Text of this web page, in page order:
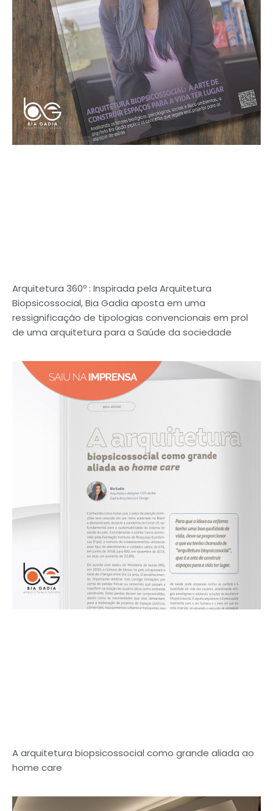
Arquitetura 360º : Inspirada pela Arquitetura
Biopsicossocial, Bia Gadia aposta em uma
ressignificação de tipologias convencionais em prol
de uma arquitetura para a Saúde da sociedade
A arquitetura biopsicossocial como grande aliada ao
home care